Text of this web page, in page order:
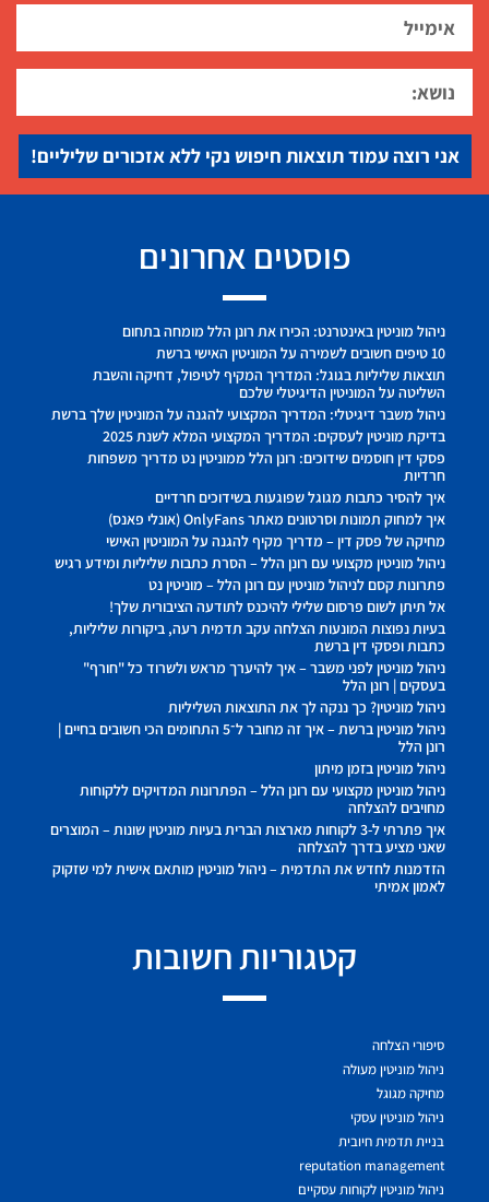
אני רוצה עמוד תוצאות חיפוש נקי ללא אזכורים שליליים!
פוסטים אחרונים
ניהול מוניטין באינטרנט: הכירו את רונן הלל מומחה בתחום
10 טיפים חשובים לשמירה על המוניטין האישי ברשת
תוצאות שליליות בגוגל: המדריך המקיף לטיפול, דחיקה והשבת
השליטה על המוניטין הדיגיטלי שלכם
ניהול משבר דיגיטלי: המדריך המקצועי להגנה על המוניטין שלך ברשת
בדיקת מוניטין לעסקים: המדריך המקצועי המלא לשנת 2025
פסקי דין חוסמים שידוכים: רונן הלל ממוניטין נט מדריך משפחות
חרדיות
איך להסיר כתבות מגוגל שפוגעות בשידוכים חרדיים
איך למחוק תמונות וסרטונים מאתר OnlyFans (אונלי פאנס)
מחיקה של פסק דין – מדריך מקיף להגנה על המוניטין האישי
ניהול מוניטין מקצועי עם רונן הלל – הסרת כתבות שליליות ומידע רגיש
פתרונות קסם לניהול מוניטין עם רונן הלל – מוניטין נט
אל תיתן לשום פרסום שלילי להיכנס לתודעה הציבורית שלך!
בעיות נפוצות המונעות הצלחה עקב תדמית רעה, ביקורות שליליות,
כתבות ופסקי דין ברשת
ניהול מוניטין לפני משבר – איך להיערך מראש ולשרוד כל "חורף"
בעסקים | רונן הלל
ניהול מוניטין? כך ננקה לך את התוצאות השליליות
ניהול מוניטין ברשת – איך זה מחובר ל־5 התחומים הכי חשובים בחיים |
רונן הלל
ניהול מוניטין בזמן מיתון
ניהול מוניטין מקצועי עם רונן הלל – הפתרונות המדויקים ללקוחות
מחויבים להצלחה
איך פתרתי ל-3 לקוחות מארצות הברית בעיות מוניטין שונות – המוצרים
שאני מציע בדרך להצלחה
הזדמנות לחדש את התדמית – ניהול מוניטין מותאם אישית למי שזקוק
לאמון אמיתי
קטגוריות חשובות
סיפורי הצלחה
ניהול מוניטין מעולה
מחיקה מגוגל
ניהול מוניטין עסקי
בניית תדמית חיובית
reputation management
ניהול מוניטין לקוחות עסקיים